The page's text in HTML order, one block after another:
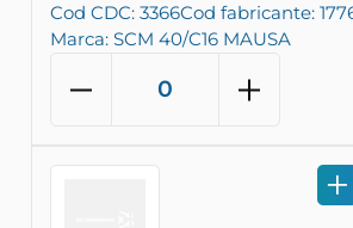
Cod CDC: 3366Cod fabricante:
Marca: SCM 40/C16 MAUSA